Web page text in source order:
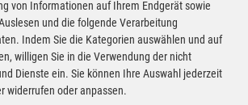
ca. 8.7 km * Route planen
65207 Wiesbaden
geöffnet
von Informationen auf Ihrem Endgerät sowie
und die folgende Verarbeitung
Indem Sie die Kategorien auswählen und auf
willigen Sie in die Verwendung der nicht
Dienste ein. Sie können Ihre Auswahl jederzeit
widerrufen oder anpassen.